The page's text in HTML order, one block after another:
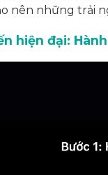
nên những trải
hiện đại: